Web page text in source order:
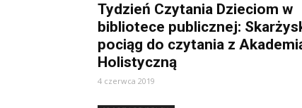
Tydzień Czytania Dzieciom w
bibliotece publicznej:
pociąg do czytania z
Holistyczną
4 czerwca 2019